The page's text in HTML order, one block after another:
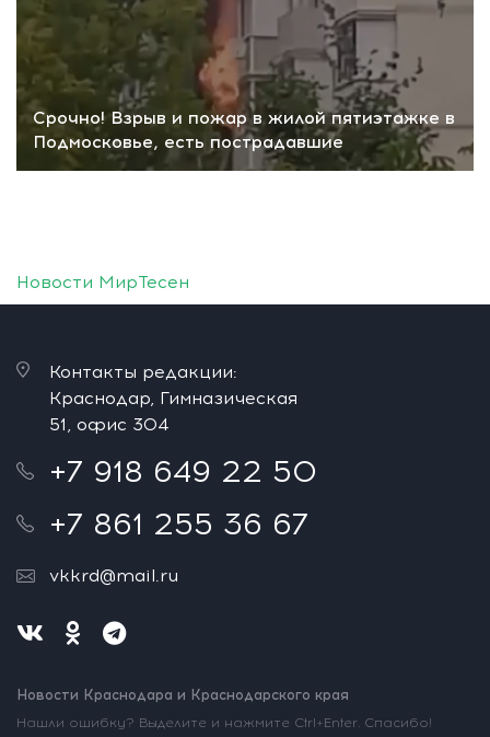
Срочно! Взрыв и пожар в жилой пятиэтажке в
Подмосковье, есть пострадавшие
Новости МирТесен
Контакты редакции:
Краснодар, Гимназическая
51, офис 304
+7 918 649 22 50
+7 861 255 36 67
vkkrd@mail.ru
Новости Краснодара и Краснодарского края
Нашли ошибку? Выделите и нажмите Ctrl+Enter. Спасибо!